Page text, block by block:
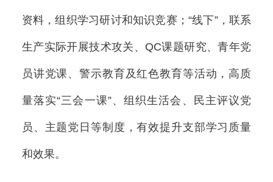
资料，组织学习研讨和知识竞赛；“线下”，联系
生产实际开展技术攻关、QC课题研究、青年党
员讲党课、警示教育及红色教育等活动，高质
量落实“三会一课”、组织生活会、民主评议党
员、主题党日等制度，有效提升支部学习质量
和效果。